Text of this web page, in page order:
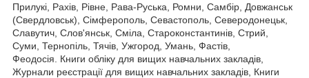
Прилукі, Рахів, Рівне, Рава-Руська, Ромни, Самбір, Довжанськ
(Свердловськ), Сімферополь, Севастополь, Северодонецьк,
Славутич, Слов'янськ, Сміла, Староконстантинів, Стрий,
Суми, Тернопіль, Тячів, Ужгород, Умань, Фастів,
Феодосія. Книги обліку для вищих навчальних закладів,
Журнали реєстрації для вищих навчальних закладів, Книги